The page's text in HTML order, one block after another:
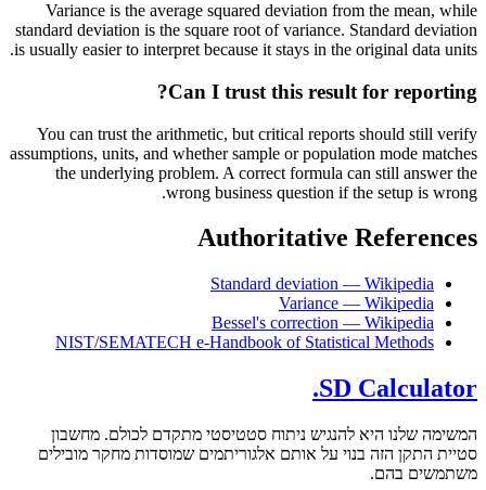
Variance is the average squared deviation from the mean, while
standard deviation is the square root of variance. Standard deviation
is usually easier to interpret because it stays in the original data units.
Can I trust this result for reporting?
You can trust the arithmetic, but critical reports should still verify
assumptions, units, and whether sample or population mode matches
the underlying problem. A correct formula can still answer the
wrong business question if the setup is wrong.
Authoritative References
Standard deviation — Wikipedia
Variance — Wikipedia
Bessel's correction — Wikipedia
NIST/SEMATECH e-Handbook of Statistical Methods
SD Calculator.
המשימה שלנו היא להנגיש ניתוח סטטיסטי מתקדם לכולם. מחשבון
סטיית התקן הזה בנוי על אותם אלגוריתמים שמוסדות מחקר מובילים
משתמשים בהם.